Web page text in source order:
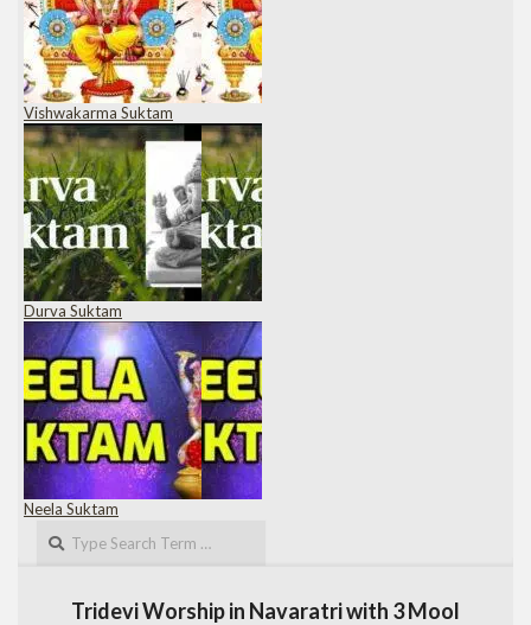
Vishwakarma Suktam
Durva Suktam
Neela Suktam
Tridevi Worship in Navaratri with 3 Mool